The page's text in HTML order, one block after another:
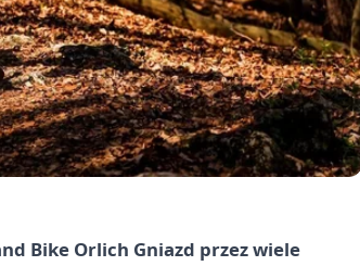
Bike Orlich Gniazd przez wiele